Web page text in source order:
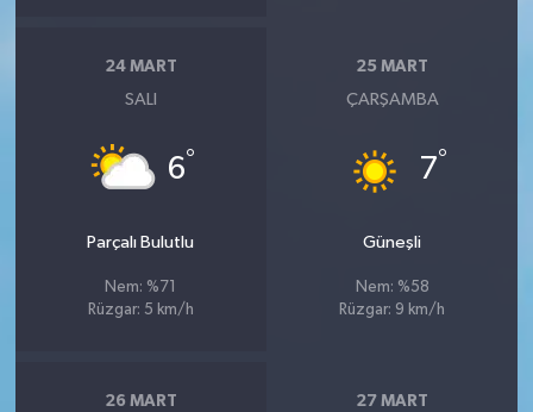
24 MART
SALI
6°
Parçalı Bulutlu
Nem: %71
Rüzgar: 5 km/h
25 MART
ÇARŞAMBA
7°
Güneşli
Nem: %58
Rüzgar: 9 km/h
26 MART 27 MART